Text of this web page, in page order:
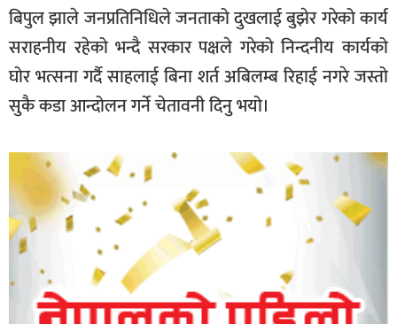
बिपुल झाले जनप्रतिनिधिले जनताको दुखलाई बुझेर गरेको कार्य
सराहनीय रहेको भन्दै सरकार पक्षले गरेको निन्दनीय कार्यको
घोर भत्सना गर्दै साहलाई बिना शर्त अबिलम्ब रिहाई नगरे जस्तो
सुकै कडा आन्दोलन गर्ने चेतावनी दिनु भयो।